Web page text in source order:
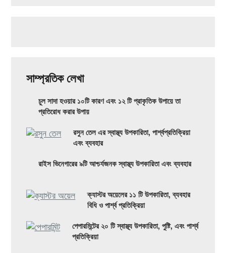
পার্শ্বপ্রতিক্রিয়া
যা
আপনাকে
জানতে
হবে
সাম্প্রতিক লেখা
চুল সাদা হওয়ার ১০টি কারণ এবং ১২ টি প্রাকৃতিক উপায়ে তা
প্রতিরোধ করার উপায়
রসুন তেল এর স্বাস্থ্য উপকারিতা, পার্শ্বপ্রতিক্রিয়া
এবং ব্যবহার
রাইস ভিনেগারের ৯টি আশ্চর্যজনক স্বাস্থ্য উপকারিতা এবং ব্যবহার
ক্যাস্টর অয়েলের ১১ টি উপকারিতা, ব্যবহার
বিধি ও পার্শ্ব প্রতিক্রিয়া
পেপারমিন্টের ২০ টি স্বাস্থ্য উপকারিতা, পুষ্টি, এবং পার্শ্ব
প্রতিক্রিয়া